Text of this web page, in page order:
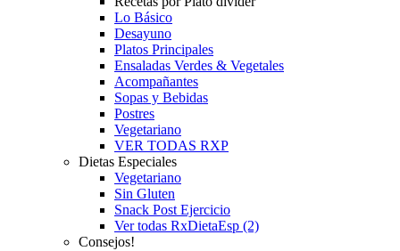
Lo Básico
Desayuno
Platos Principales
Ensaladas Verdes & Vegetales
Acompañantes
Sopas y Bebidas
Postres
Vegetariano
VER TODAS RXP
Dietas Especiales
Vegetariano
Sin Gluten
Snack Post Ejercicio
Ver todas RxDietaEsp (2)
Consejos!